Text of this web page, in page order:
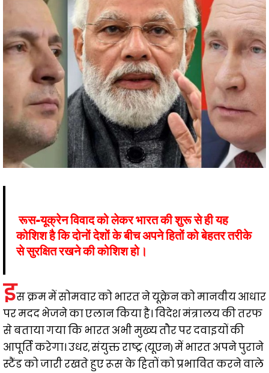
रूस-यूक्रेन विवाद को लेकर भारत की शुरू से ही यह
कोशिश है कि दोनों देशों के बीच अपने हितों को बेहतर तरीके
से सुरक्षित रखने की कोशिश हो।
इस क्रम में सोमवार को भारत ने यूक्रेन को मानवीय आधार
पर मदद भेजने का एलान किया है। विदेश मंत्रालय की तरफ
से बताया गया कि भारत अभी मुख्य तौर पर दवाइयों की
आपूर्ति करेगा। उधर, संयुक्त राष्ट्र (यूएन) में भारत अपने पुराने
स्टैंड को जारी रखते हुए रूस के हितों को प्रभावित करने वाले